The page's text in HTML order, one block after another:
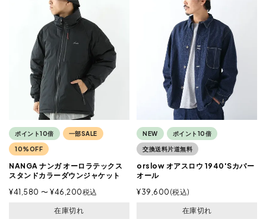
ポイント10倍 一部SALE
10%OFF
NANGA ナンガ オーロラテックス
スタンドカラーダウンジャケット
¥41,580 〜 ¥46,200税込
在庫切れ
NEW ポイント10倍
交換送料片道無料
orslow オアスロウ 1940'Sカバー
オール
¥39,600 税込
在庫切れ